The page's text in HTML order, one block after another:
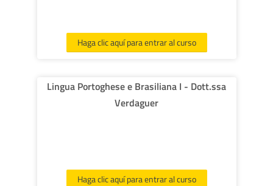
Haga clic aquí para entrar al curso
Lingua Portoghese e Brasiliana I - Dott.ssa
Verdaguer
Haga clic aquí para entrar al curso